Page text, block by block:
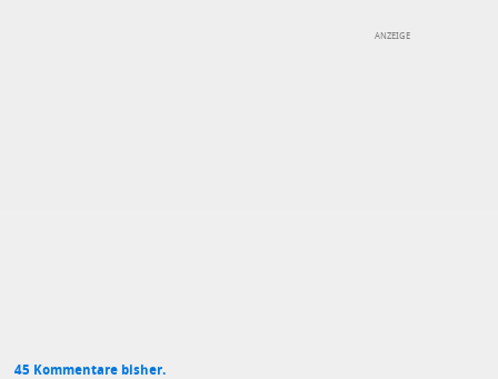
45 Kommentare bisher.